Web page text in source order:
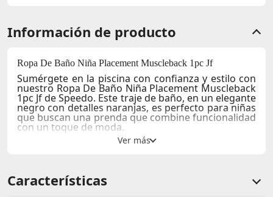
Información de producto
Ropa De Baño Niña Placement Muscleback 1pc Jf
Sumérgete en la piscina con confianza y estilo con
nuestro Ropa De Baño Niña Placement Muscleback
1pc Jfde Speedo. Este traje de baño, en un elegante
negro con detalles naranjas, es perfecto para niñas
que buscan una prenda que combine funcionalidad
con un toque de moda.
de baño no solo es cómodo y suave al tacto, sino
tambiénresistente al cloro , ideal
Características